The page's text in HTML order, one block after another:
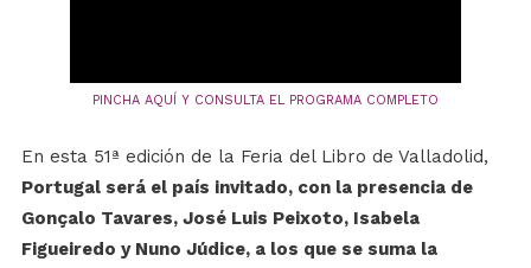
PINCHA AQUÍ Y CONSULTA EL PROGRAMA COMPLETO
En esta 51ª edición de la Feria del Libro de Valladolid,
Portugal será el país invitado, con la presencia de
Gonçalo Tavares, José Luis Peixoto, Isabela
Figueiredo y Nuno Júdice, a los que se suma la